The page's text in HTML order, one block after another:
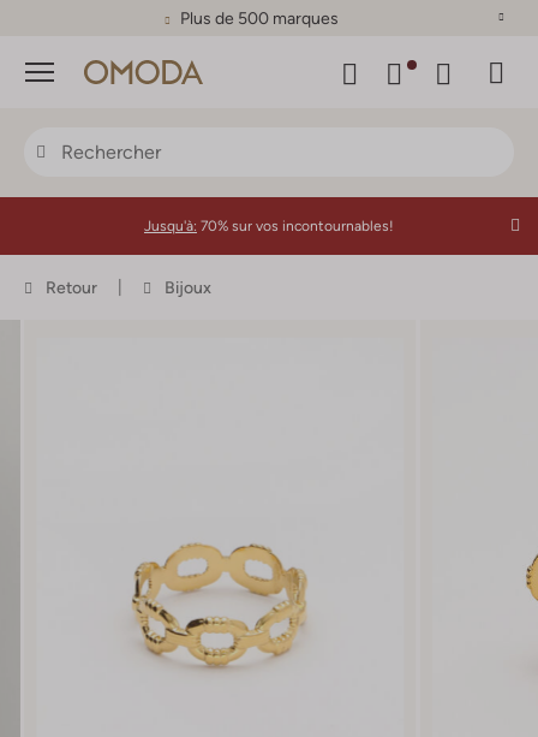
Plus de 500 marques
Menu
Jusqu'à: 70% sur vos incontournables!
Retour Bijoux